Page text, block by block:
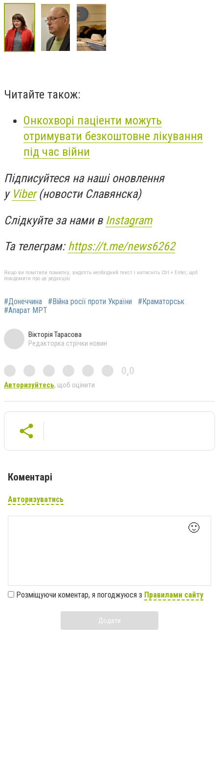
Читайте також:
Онкохворі паціенти можуть
отримувати безкоштовне лікування
під час війни
Підписуйтеся на наші оновлення
у Viber(новости Славянска)
Слідкуйте за нами в Instagram
Та телеграм:https://t.me/news6262
Якщо ви помітили помилку, виділіть необхідний текст і натисніть Ctrl + Enter, щоб
повідомити про це редакцію
#Донеччина #Війна росії проти України
#Краматорськ
#Апарат МРТ
Вікторія Тарасова
Редакторка стрічки новин
0,0
Авторизуйтесь, щоб оцінити
Коментарі
Авторизуватись
🙂
Розміщуючи коментар, я погоджуюся з Правилами сайту
Додати